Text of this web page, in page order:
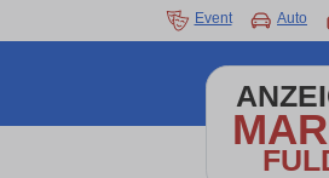
Event Auto